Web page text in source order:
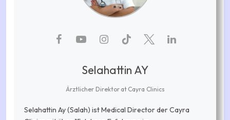
Selahattin AY
Ärztlicher Direktor at Cayra Clinics
Selahattin Ay (Salah) ist Medical Director der Cayra